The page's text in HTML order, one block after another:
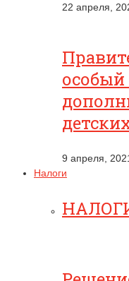
22 апреля,
9 апреля,
Налоги